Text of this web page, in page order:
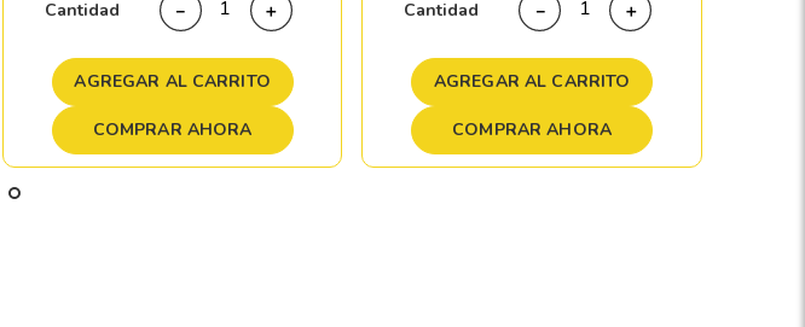
Cantidad ＋
－
AGREGAR AL CARRITO
COMPRAR AHORA
Cantidad ＋
－
AGREGAR AL CARRITO
COMPRAR AHORA